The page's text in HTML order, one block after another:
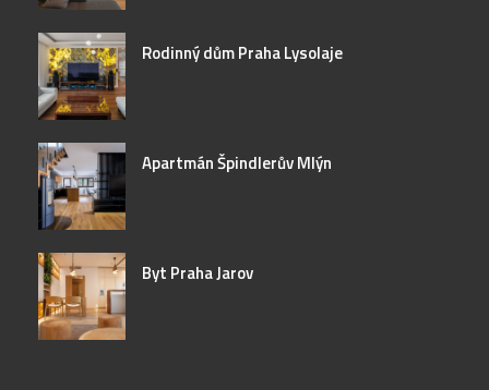
Rodinný dům Praha Lysolaje
Apartmán Špindlerův Mlýn
Byt Praha Jarov